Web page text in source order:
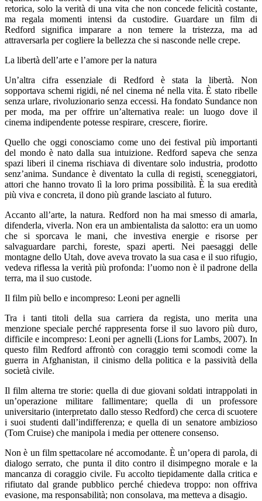
retorica, solo la verità di una vita che non concede felicità costante,
ma regala momenti intensi da custodire. Guardare un film di
Redford significa imparare a non temere la tristezza, ma ad
attraversarla per cogliere la bellezza che si nasconde nelle crepe.
La libertà dell’arte e l’amore per la natura
Un’altra cifra essenziale di Redford è stata la libertà. Non
sopportava schemi rigidi, né nel cinema né nella vita. È stato ribelle
senza urlare, rivoluzionario senza eccessi. Ha fondato Sundance non
per moda, ma per offrire un’alternativa reale: un luogo dove il
cinema indipendente potesse respirare, crescere, fiorire.
Quello che oggi conosciamo come uno dei festival più importanti
del mondo è nato dalla sua intuizione. Redford sapeva che senza
spazi liberi il cinema rischiava di diventare solo industria, prodotto
senz’anima. Sundance è diventato la culla di registi, sceneggiatori,
attori che hanno trovato lì la loro prima possibilità. È la sua eredità
più viva e concreta, il dono più grande lasciato al futuro.
Accanto all’arte, la natura. Redford non ha mai smesso di amarla,
difenderla, viverla. Non era un ambientalista da salotto: era un uomo
che si sporcava le mani, che investiva energie e risorse per
salvaguardare parchi, foreste, spazi aperti. Nei paesaggi delle
montagne dello Utah, dove aveva trovato la sua casa e il suo rifugio,
vedeva riflessa la verità più profonda: l’uomo non è il padrone della
terra, ma il suo custode.
Il film più bello e incompreso: Leoni per agnelli
Tra i tanti titoli della sua carriera da regista, uno merita una
menzione speciale perché rappresenta forse il suo lavoro più duro,
difficile e incompreso: Leoni per agnelli (Lions for Lambs, 2007). In
questo film Redford affrontò con coraggio temi scomodi come la
guerra in Afghanistan, il cinismo della politica e la passività della
società civile.
Il film alterna tre storie: quella di due giovani soldati intrappolati in
un’operazione militare fallimentare; quella di un professore
universitario (interpretato dallo stesso Redford) che cerca di scuotere
i suoi studenti dall’indifferenza; e quella di un senatore ambizioso
(Tom Cruise) che manipola i media per ottenere consenso.
Non è un film spettacolare né accomodante. È un’opera di parola, di
dialogo serrato, che punta il dito contro il disimpegno morale e la
mancanza di coraggio civile. Fu accolto tiepidamente dalla critica e
rifiutato dal grande pubblico perché chiedeva troppo: non offriva
evasione, ma responsabilità; non consolava, ma metteva a disagio.